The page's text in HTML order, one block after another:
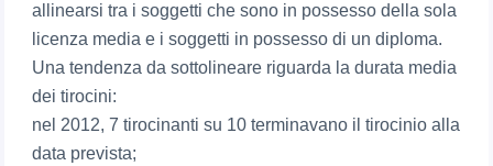
allinearsi tra i soggetti che sono in possesso della sola
licenza media e i soggetti in possesso di un diploma.
Una tendenza da sottolineare riguarda la durata media
dei tirocini:
nel 2012, 7 tirocinanti su 10 terminavano il tirocinio alla
data prevista;